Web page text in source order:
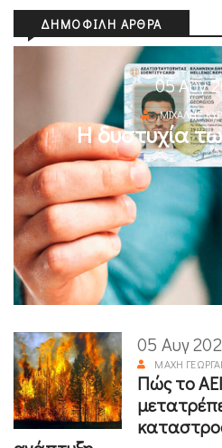
ΔΗΜΟΦΙΛΉ ΆΡΘΡΑ
05 Αυγ
ΜΙΧΆΛΗΣ
Η δυστυχία
05 Αυγ
ΜΆΧΗ
Πώς το